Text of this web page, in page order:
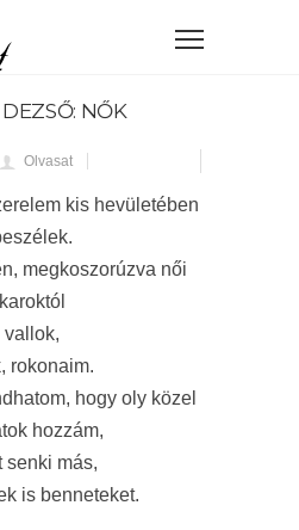
NŐK
Olvasat
kis hevületében
megkoszorúzva női
karoktól
vallok,
rokonaim.
hogy oly közel
hozzám,
senki más,
is benneteket.